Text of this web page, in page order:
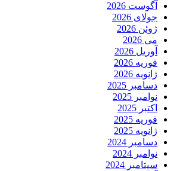
آگوست 2026
جولای 2026
ژوئن 2026
می 2026
آوریل 2026
فوریه 2026
ژانویه 2026
دسامبر 2025
نوامبر 2025
اکتبر 2025
فوریه 2025
ژانویه 2025
دسامبر 2024
نوامبر 2024
سپتامبر 2024